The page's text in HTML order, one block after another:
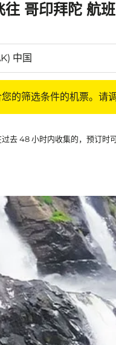
哥印拜陀 航
的筛选条件的机票。请
去 48 小时内收集的，预订时